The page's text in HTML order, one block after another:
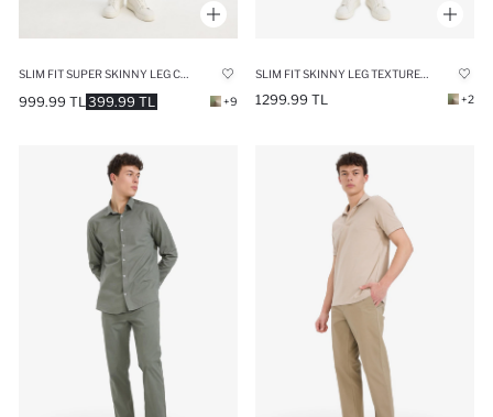
399.99 TL
999.99 TL +9 1299.99 TL +2